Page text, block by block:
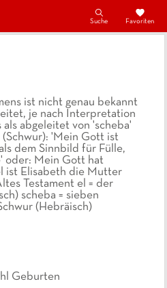
Suche Favoriten
ist nicht genau bekannt
je nach Interpretation
als abgeleitet von 'scheba'
(Schwur): 'Mein Gott ist
dem Sinnbild für Fülle,
oder: Mein Gott hat
ist Elisabeth die Mutter
Testament el = der
scheba = sieben
(Hebräisch)
Geburten